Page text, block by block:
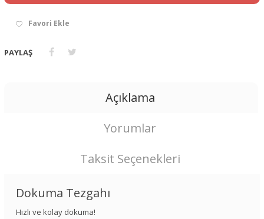
Favori Ekle
PAYLAŞ
Açıklama
Yorumlar
Taksit Seçenekleri
Dokuma Tezgahı
Hızlı ve kolay dokuma!